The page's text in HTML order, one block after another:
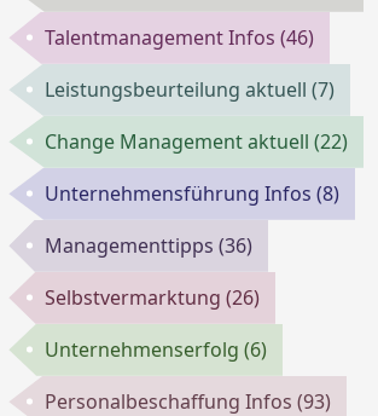
Talentmanagement Infos(46)
Leistungsbeurteilung aktuell(7)
Change Management aktuell(22)
Unternehmensführung Infos(8)
Managementtipps(36)
Selbstvermarktung(26)
Unternehmenserfolg(6)
Personalbeschaffung Infos(93)